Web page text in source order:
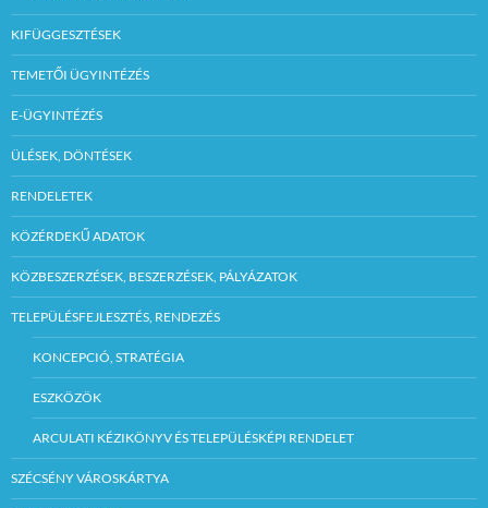
KIFÜGGESZTÉSEK
TEMETŐI ÜGYINTÉZÉS
E-ÜGYINTÉZÉS
ÜLÉSEK, DÖNTÉSEK
RENDELETEK
KÖZÉRDEKŰ ADATOK
KÖZBESZERZÉSEK, BESZERZÉSEK, PÁLYÁZATOK
TELEPÜLÉSFEJLESZTÉS, RENDEZÉS
KONCEPCIÓ, STRATÉGIA
ESZKÖZÖK
ARCULATI KÉZIKÖNYV ÉS TELEPÜLÉSKÉPI RENDELET
SZÉCSÉNY VÁROSKÁRTYA